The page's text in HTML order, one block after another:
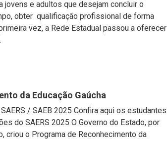
jovens e adultos que desejam concluir o
obter qualificação profissional de forma
vez, a Rede Estadual passou a oferecer
da Educação Gaúcha
SAERS / SAEB 2025 Confira aqui os estudantes
do SAERS 2025 O Governo do Estado, por
criou o Programa de Reconhecimento da